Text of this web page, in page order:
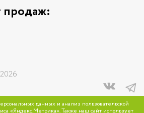
продаж:
Улей
данных и анализ пользовательской
«Яндекс.Метрика». Также наш сайт использует